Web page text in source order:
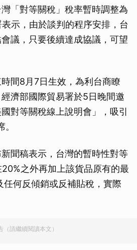
「對等關稅」稅率暫時調整為
示，由於談判的程序安排，台
議，只要後續達成協議，可望
間8月7日生效，為利台商瞭
濟部國際貿易署於5日晚間邀
對等關稅線上說明會」，吸引
聞稿表示，台灣的暫時性對等
之外再加上該貨品原有的最
何反傾銷或反補貼稅，實際
（請繼續閱讀本文）